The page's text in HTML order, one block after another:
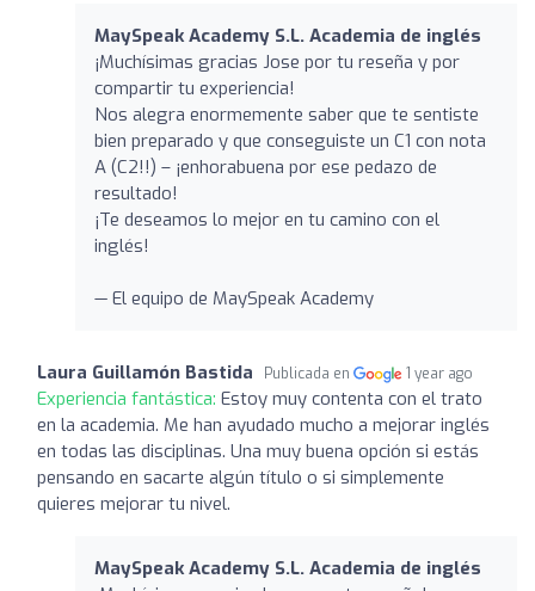
MaySpeak Academy S.L. Academia de inglés
¡Muchísimas gracias Jose por tu reseña y por
compartir tu experiencia!
Nos alegra enormemente saber que te sentiste
bien preparado y que conseguiste un C1 con nota
A (C2!!) – ¡enhorabuena por ese pedazo de
resultado!
¡Te deseamos lo mejor en tu camino con el
inglés!
— El equipo de MaySpeak Academy
Laura Guillamón Bastida Publicada en 1 year ago
Experiencia fantástica: Estoy muy contenta con el trato
en la academia. Me han ayudado mucho a mejorar inglés
en todas las disciplinas. Una muy buena opción si estás
pensando en sacarte algún título o si simplemente
quieres mejorar tu nivel.
MaySpeak Academy S.L. Academia de inglés